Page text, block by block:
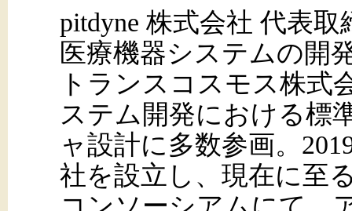
pitdyne 株式会社 代表取
医療機器システムの開
トランスコスモス株式
ステム開発における標
ャ設計に多数参画。
社を設立し、現在に至